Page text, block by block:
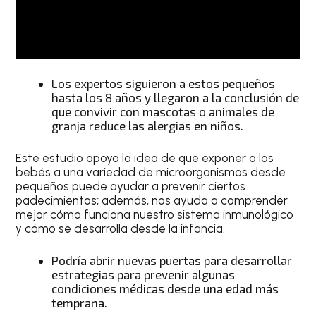
Los expertos siguieron a estos pequeños
hasta los 8 años y llegaron a la conclusión de
que convivir con mascotas o animales de
granja reduce las alergias en niños.
Este estudio apoya la idea de que exponer a los
bebés a una variedad de microorganismos desde
pequeños puede ayudar a prevenir ciertos
padecimientos; además, nos ayuda a comprender
mejor cómo funciona nuestro sistema inmunológico
y cómo se desarrolla desde la infancia.
Podría abrir nuevas puertas para desarrollar
estrategias para prevenir algunas
condiciones médicas desde una edad más
temprana.